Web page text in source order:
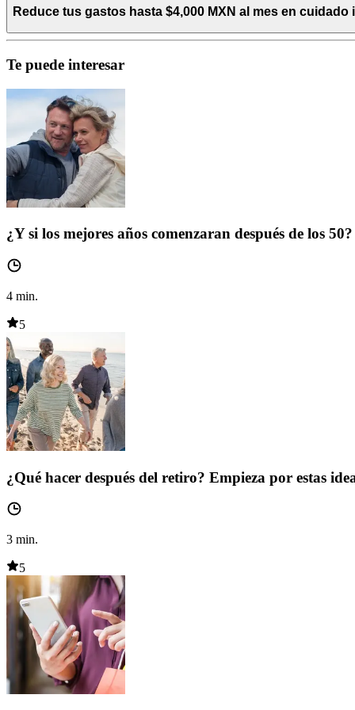
Reduce tus gastos hasta $4,000 MXN al mes en
Te puede interesar
¿Y si los mejores años comenzaran después de los 50?
4 min.
5
¿Qué hacer después del retiro? Empieza por estas
3 min.
5